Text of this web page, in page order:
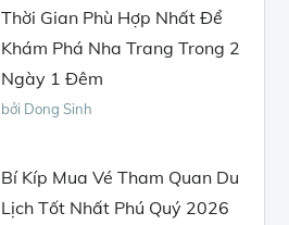
Thời Gian Phù Hợp Nhất Để
Khám Phá Nha Trang Trong 2
Ngày 1 Đêm
bởi Dong Sinh
Bí Kíp Mua Vé Tham Quan Du
Lịch Tốt Nhất Phú Quý 2026